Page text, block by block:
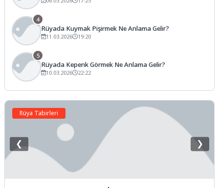
4
Rüyada Kuymak Pişirmek Ne Anlama Gelir?
11.03.2026 19:20
5
Rüyada Kepenk Görmek Ne Anlama Gelir?
10.03.2026 22:22
Rüya Tabirleri
❮ ❯